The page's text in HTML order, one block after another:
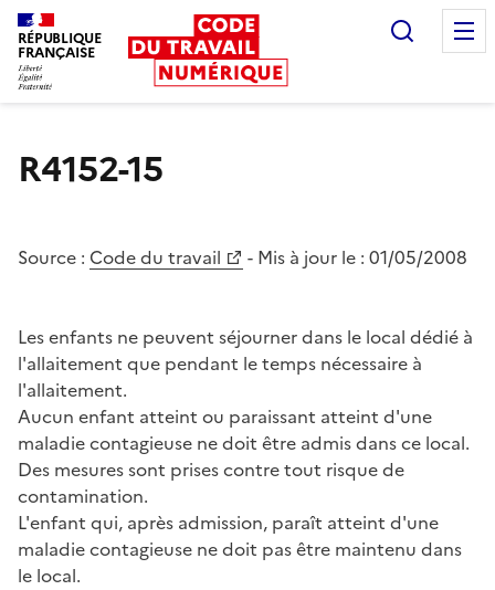
RÉPUBLIQUE
FRANÇAISE
R4152-15
Source : Code du travail - Mis à jour le : 01/05/2008
Les enfants ne peuvent séjourner dans le local dédié à
l'allaitement que pendant le temps nécessaire à
l'allaitement.
Aucun enfant atteint ou paraissant atteint d'une
maladie contagieuse ne doit être admis dans ce local.
Des mesures sont prises contre tout risque de
contamination.
L'enfant qui, après admission, paraît atteint d'une
maladie contagieuse ne doit pas être maintenu dans
le local.